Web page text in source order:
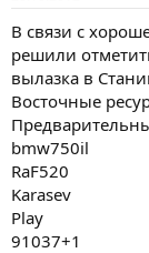
В связи с
решили
вылазка в
Восточные
bmw750il
RaF520
Karasev
Play
91037+1